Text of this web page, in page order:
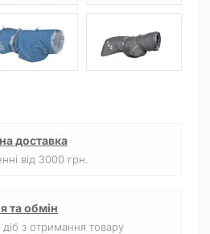
доставка
від 3000 грн.
та обмін
з отримання товару